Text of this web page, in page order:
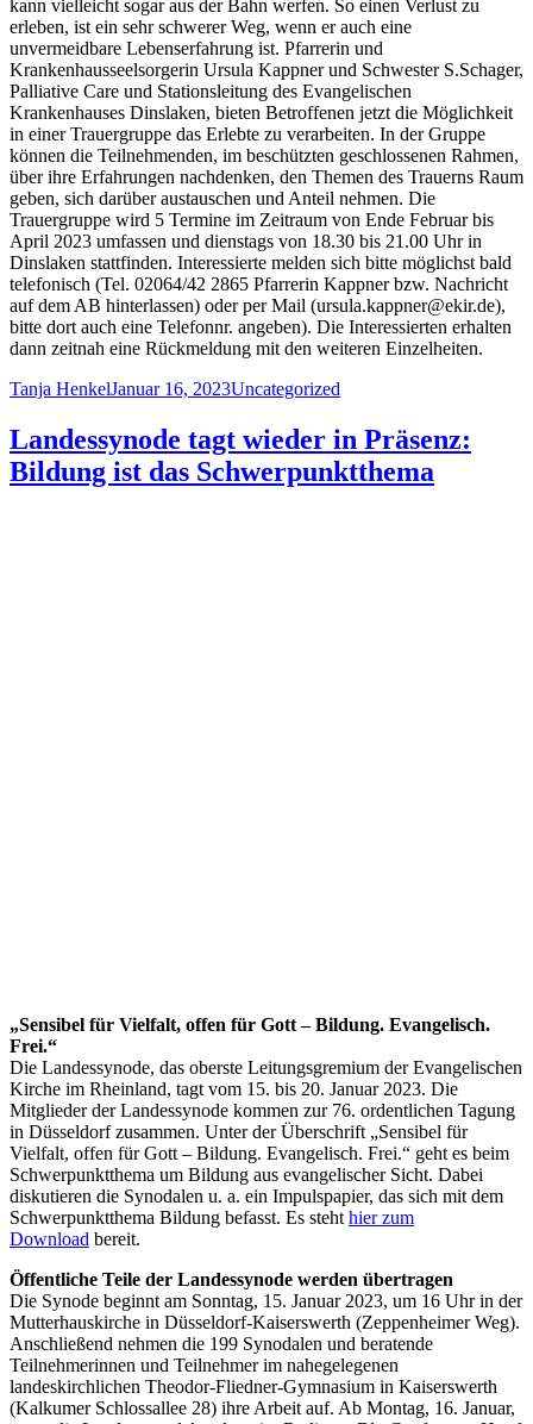
kann vielleicht sogar aus der Bahn werfen. So einen Verlust zu
erleben, ist ein sehr schwerer Weg, wenn er auch eine
unvermeidbare Lebenserfahrung ist. Pfarrerin und
Krankenhausseelsorgerin Ursula Kappner und Schwester S.Schager,
Palliative Care und Stationsleitung des Evangelischen
Krankenhauses Dinslaken, bieten Betroffenen jetzt die Möglichkeit
in einer Trauergruppe das Erlebte zu verarbeiten. In der Gruppe
können die Teilnehmenden, im beschützten geschlossenen Rahmen,
über ihre Erfahrungen nachdenken, den Themen des Trauerns Raum
geben, sich darüber austauschen und Anteil nehmen. Die
Trauergruppe wird 5 Termine im Zeitraum von Ende Februar bis
April 2023 umfassen und dienstags von 18.30 bis 21.00 Uhr in
Dinslaken stattfinden. Interessierte melden sich bitte möglichst bald
telefonisch (Tel. 02064/42 2865 Pfarrerin Kappner bzw. Nachricht
auf dem AB hinterlassen) oder per Mail (ursula.kappner@ekir.de),
bitte dort auch eine Telefonnr. angeben). Die Interessierten erhalten
dann zeitnah eine Rückmeldung mit den weiteren Einzelheiten.
Author
Tanja HenkelPosted
Januar 16, 2023Categories
Uncategorized
Landessynode tagt wieder in Präsenz:
Bildung ist das Schwerpunktthema
„Sensibel für Vielfalt, offen für Gott – Bildung. Evangelisch.
Frei.“
Die Landessynode, das oberste Leitungsgremium der Evangelischen
Kirche im Rheinland, tagt vom 15. bis 20. Januar 2023. Die
Mitglieder der Landessynode kommen zur 76. ordentlichen Tagung
in Düsseldorf zusammen. Unter der Überschrift „Sensibel für
Vielfalt, offen für Gott – Bildung. Evangelisch. Frei.“ geht es beim
Schwerpunktthema um Bildung aus evangelischer Sicht. Dabei
diskutieren die Synodalen u. a. ein Impulspapier, das sich mit dem
Schwerpunktthema Bildung befasst. Es steht hier zum
Download bereit.
Öffentliche Teile der Landessynode werden übertragen
Die Synode beginnt am Sonntag, 15. Januar 2023, um 16 Uhr in der
Mutterhauskirche in Düsseldorf-Kaiserswerth (Zeppenheimer Weg).
Anschließend nehmen die 199 Synodalen und beratende
Teilnehmerinnen und Teilnehmer im nahegelegenen
landeskirchlichen Theodor-Fliedner-Gymnasium in Kaiserswerth
(Kalkumer Schlossallee 28) ihre Arbeit auf. Ab Montag, 16. Januar,